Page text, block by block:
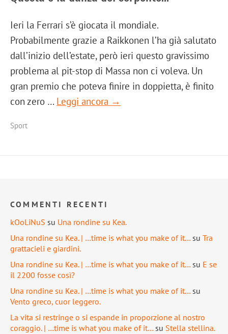
Ieri la Ferrari s’è giocata il mondiale.
Probabilmente grazie a Raikkonen l’ha già salutato
dall’inizio dell’estate, però ieri questo gravissimo
problema al pit-stop di Massa non ci voleva. Un
gran premio che poteva finire in doppietta, è finito
con zero … Leggi ancora →
Sport
COMMENTI RECENTI
kOoLiNuS su Una rondine su Kea.
Una rondine su Kea. | …time is what you make of it… su Tra
grattacieli e giardini.
Una rondine su Kea. | …time is what you make of it… su E se
il 2200 fosse così?
Una rondine su Kea. | …time is what you make of it… su
Vento greco, cuor leggero.
La vita si restringe o si espande in proporzione al nostro
coraggio. | …time is what you make of it… su Stella stellina.